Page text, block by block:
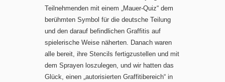
Teilnehmenden mit einem „Mauer-Quiz“ dem
berühmten Symbol für die deutsche Teilung
und den darauf befindlichen Graffitis auf
spielerische Weise näherten. Danach waren
alle bereit, ihre Stencils fertigzustellen und mit
dem Sprayen loszulegen, und wir hatten das
Glück, einen „autorisierten Graffitibereich“ in